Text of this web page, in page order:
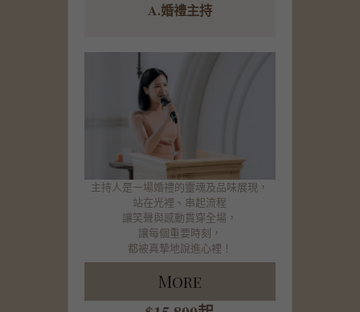
A.婚禮主持
主持人是一場婚禮的靈魂及品味展現，
站在光裡、串起流程
讓笑聲與感動貫穿全場，
讓每個重要時刻，
都被真摯地說進心裡！
More